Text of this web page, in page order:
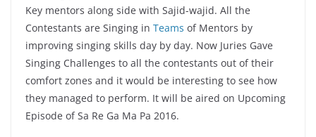
Key mentors along side with Sajid-wajid. All the
Contestants are Singing in Teams of Mentors by
improving singing skills day by day. Now Juries Gave
Singing Challenges to all the contestants out of their
comfort zones and it would be interesting to see how
they managed to perform. It will be aired on Upcoming
Episode of Sa Re Ga Ma Pa 2016.